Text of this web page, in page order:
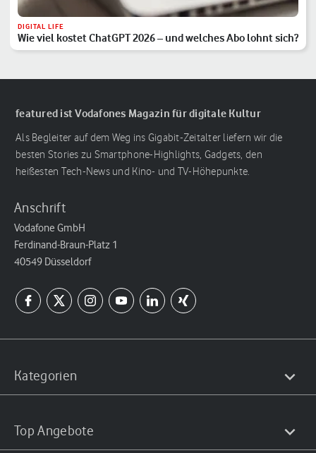
DIGITAL LIFE
Wie viel kostet ChatGPT 2026 – und welches Abo lohnt sich?
featured ist Vodafones Magazin für digitale Kultur
Als Begleiter auf dem Weg ins Gigabit-Zeitalter liefern wir die
besten Stories zu Smartphone-Highlights, Gadgets, den
heißesten Tech-News und Kino- und TV-Höhepunkte.
Anschrift
Vodafone GmbH
Ferdinand-Braun-Platz 1
40549 Düsseldorf
Kategorien
Top Angebote